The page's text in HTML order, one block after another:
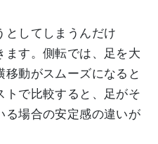
としてしまうんだけ
す。側転では、足を大
移動がスムーズになると
トで比較すると、足がそ
る場合の安定感の違いが